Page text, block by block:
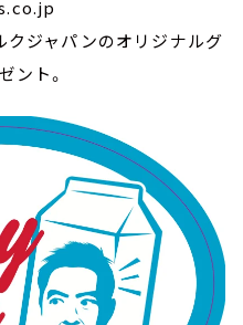
クジャパンのオリジナルグ
ント。